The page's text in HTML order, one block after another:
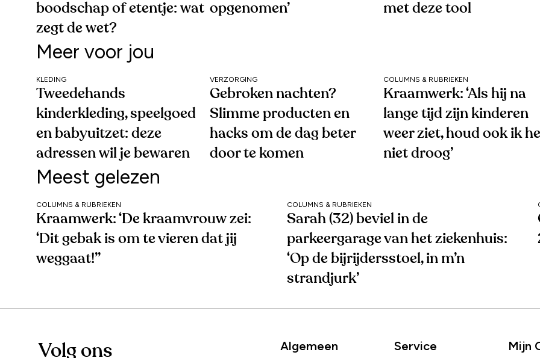
boodschap of etentje: wat
zegt de wet?
opgenomen’
met deze tool
Meer voor jou
KLEDING
Tweedehands
kinderkleding, speelgoed
en babyuitzet: deze
adressen wil je bewaren
VERZORGING
Gebroken nachten?
Slimme producten en
hacks om de dag beter
door te komen
COLUMNS & RUBRIEKEN
Kraamwerk: ‘Als hij na
lange tijd zijn kinderen
weer ziet, houd ook ik
niet droog’
Meest gelezen
COLUMNS & RUBRIEKEN
Kraamwerk: ‘De kraamvrouw zei:
‘Dit gebak is om te vieren dat jij
weggaat!’’
COLUMNS & RUBRIEKEN
Sarah (32) beviel in de
parkeergarage van het ziekenhuis:
‘Op de bijrijdersstoel, in m’n
strandjurk’
Volg ons
Algemeen
Service
Mijn